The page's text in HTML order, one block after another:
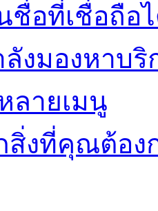
ชื่อที่เชื่อถือ
งมองหาบ
ลายเมนู
สิ่งที่คุณต้อง